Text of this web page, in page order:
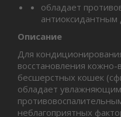
обладает
антиоксидантным
Описание
Для
восстановления кожно-
бесшерстных кошек
обладает
неблагоприятных